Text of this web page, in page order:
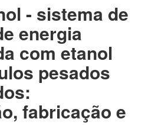
- sistema de
energia
com etanol
pesados
fabricação e